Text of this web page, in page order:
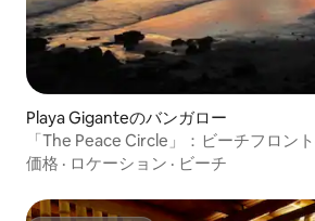
Playa Giganteのバンガロー
「The Peace Circle」：ビーチフロン
価格 · ロケーション · ビーチ